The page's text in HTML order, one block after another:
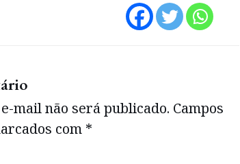
mail não será publicado. Campos
com *